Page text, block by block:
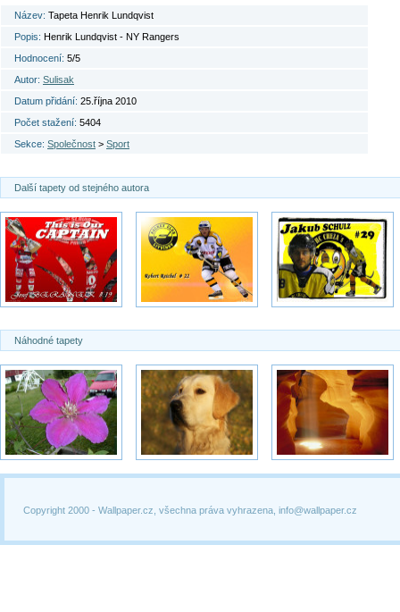
Název: Tapeta Henrik Lundqvist
Popis: Henrik Lundqvist - NY Rangers
Hodnocení: 5/5
Autor: Sulisak
Datum přidání: 25.října 2010
Počet stažení: 5404
Sekce: Společnost > Sport
Další tapety od stejného autora
Náhodné tapety
Copyright 2000 - Wallpaper.cz, všechna práva vyhrazena, info@wallpaper.cz